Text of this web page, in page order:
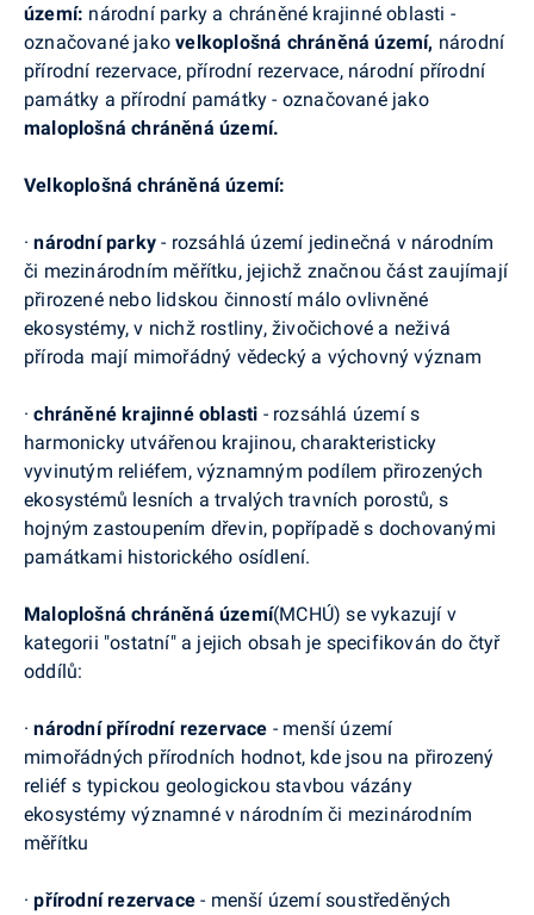
území: národní parky a chráněné krajinné oblasti -
označované jakovelkoplošná chráněná území, národní
přírodní rezervace, přírodní rezervace, národní přírodní
památky a přírodní památky - označované jako
maloplošná chráněná území.
Velkoplošná chráněná území:
· národní parky - rozsáhlá území jedinečná v národním
či mezinárodním měřítku, jejichž značnou část zaujímají
přirozené nebo lidskou činností málo ovlivněné
ekosystémy, v nichž rostliny, živočichové a neživá
příroda mají mimořádný vědecký a výchovný význam
· chráněné krajinné oblasti - rozsáhlá území s
harmonicky utvářenou krajinou, charakteristicky
vyvinutým reliéfem, významným podílem přirozených
ekosystémů lesních a trvalých travních porostů, s
hojným zastoupením dřevin, popřípadě s dochovanými
památkami historického osídlení.
Maloplošná chráněná území(MCHÚ) se vykazují v
kategorii "ostatní" a jejich obsah je specifikován do čtyř
oddílů:
· národní přírodní rezervace - menší území
mimořádných přírodních hodnot, kde jsou na přirozený
reliéf s typickou geologickou stavbou vázány
ekosystémy významné v národním či mezinárodním
měřítku
· přírodní rezervace - menší území soustředěných